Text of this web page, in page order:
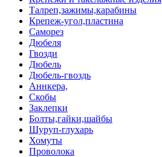
Талреп,зажимы,карабины
Крепеж-угол,пластина
Саморез
Дюбеля
Гвозди
Дюбель
Дюбель-гвоздь
Аннкера,
Скобы
Заклепки
Болты,гайки,шайбы
Шуруп-глухарь
Хомуты
Проволока